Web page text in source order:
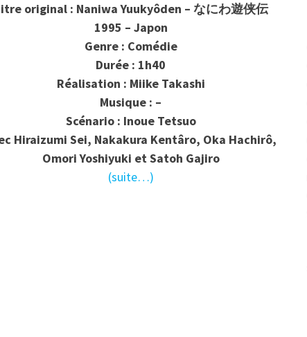
original : Naniwa Yuukyôden – なにわ遊侠伝
1995 – Japon
Genre : Comédie
Durée : 1h40
Réalisation : Miike Takashi
Musique : –
Scénario : Inoue Tetsuo
Hiraizumi Sei, Nakakura Kentâro, Oka Hachirô,
Omori Yoshiyuki et Satoh Gajiro
(suite…)